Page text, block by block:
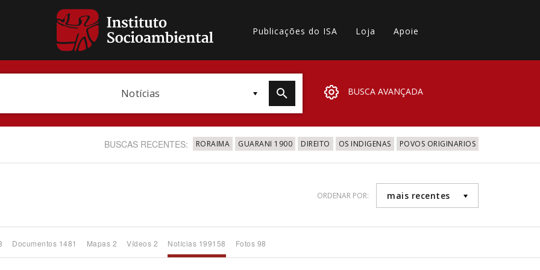
Publicações do ISA Loja Apoie
Notícias BUSCA AVANÇADA
BUSCAS RECENTES: RORAIMA GUARANI 1900 DIREITO OS INDIGENAS POVOS ORIGINARIOS
ORDENAR POR: mais recentes
Documentos 1481 Mapas 2 Vídeos 2 Notícias 199158 Fotos 98